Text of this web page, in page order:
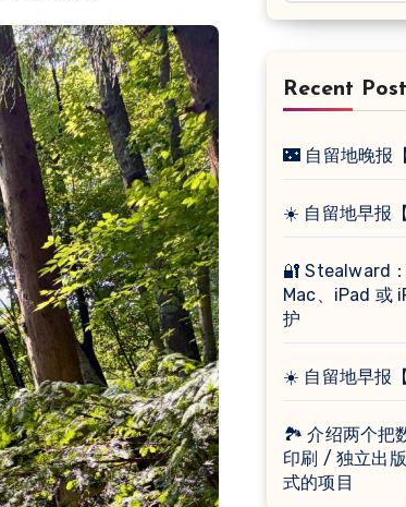
Recent
🌃 自留地晚报
☀️ 自留地早报【
🔐 Stealward
Mac、iPad 或
护
☀️ 自留地早报
🏞 介绍两个把
印刷 / 独立出
式的项目